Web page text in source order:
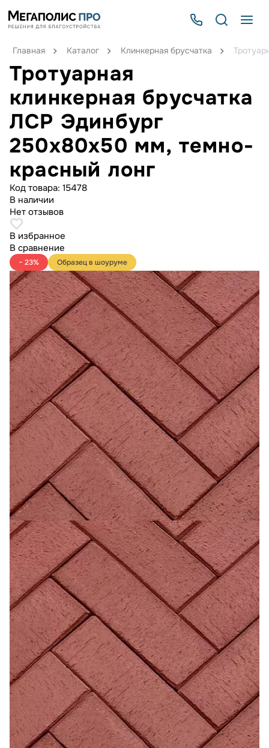
Главная Каталог Клинкерная брусчатка
Тротуарная
клинкерная брусчатка
ЛСР Эдинбург
250х80х50 мм, темно-
красный лонг
Код товара: 15478
В наличии
Нет отзывов
В избранное
В сравнение
− 23% Образец в шоуруме